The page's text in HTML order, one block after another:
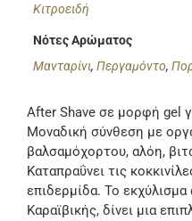
Κιτροειδή
Νότες Αρώματος
Μανταρίνι,Περγαμόντο,
After Shave σε μορφή gel
Μοναδική σύνθεση με
βαλσαμόχορτου, αλόη,
Καταπραΰνει τις
επιδερμίδα. Το
Καραϊβικής, δίνει μια